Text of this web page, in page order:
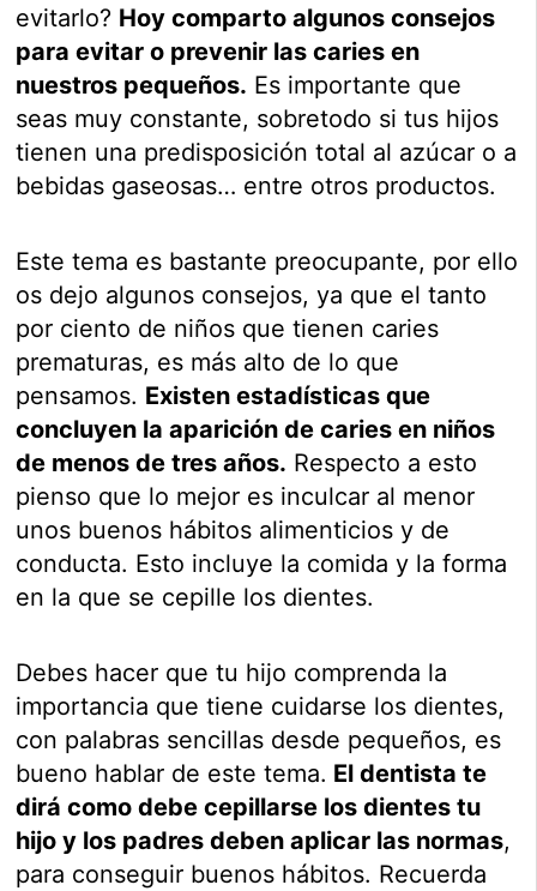
evitarlo? Hoy comparto algunos consejos
para evitar o prevenir las caries en
nuestros pequeños. Es importante que
seas muy constante, sobretodo si tus hijos
tienen una predisposición total al azúcar o a
bebidas gaseosas… entre otros productos.
Este tema es bastante preocupante, por ello
os dejo algunos consejos, ya que el tanto
por ciento de niños que tienen caries
prematuras, es más alto de lo que
pensamos. Existen estadísticas que
concluyen la aparición de caries en niños
de menos de tres años. Respecto a esto
pienso que lo mejor es inculcar al menor
unos buenos hábitos alimenticios y de
conducta. Esto incluye la comida y la forma
en la que se cepille los dientes.
Debes hacer que tu hijo comprenda la
importancia que tiene cuidarse los dientes,
con palabras sencillas desde pequeños, es
bueno hablar de este tema. El dentista te
dirá como debe cepillarse los dientes tu
hijo y los padres deben aplicar las normas,
para conseguir buenos hábitos. Recuerda